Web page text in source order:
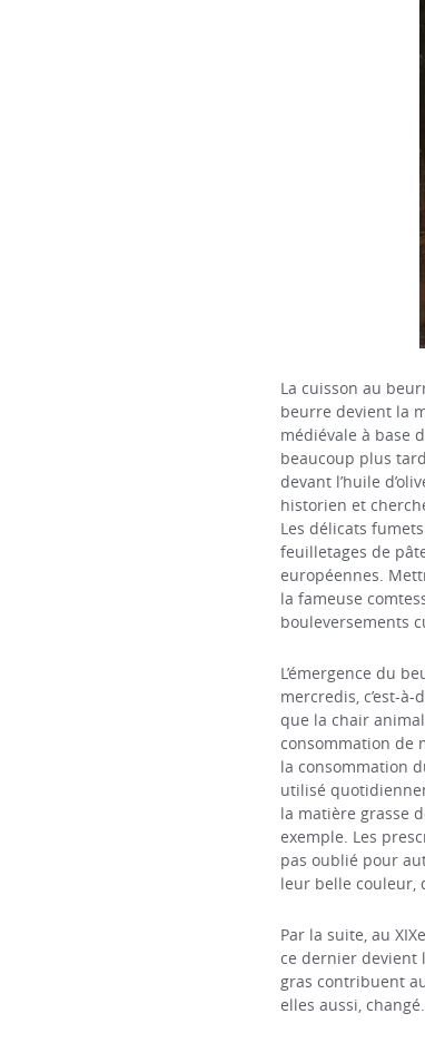
La cuisson au
beurre devient la
médiévale à base
beaucoup plus
devant l’huile
historien et
Les délicats
feuilletages de
européennes.
la fameuse
bouleversements
L’émergence du
mercredis, c’est-
que la chair
consommation de
la consommation
utilisé
la matière grasse
exemple. Les
pas oublié pour
leur belle couleur,
Par la suite, au
ce dernier devient
gras contribuent
elles aussi,